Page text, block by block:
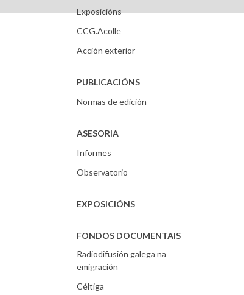
Exposicións
CCG.Acolle
Acción exterior
PUBLICACIÓNS
Normas de edición
ASESORIA
Informes
Observatorio
EXPOSICIÓNS
FONDOS DOCUMENTAIS
Radiodifusión galega na
emigración
Céltiga